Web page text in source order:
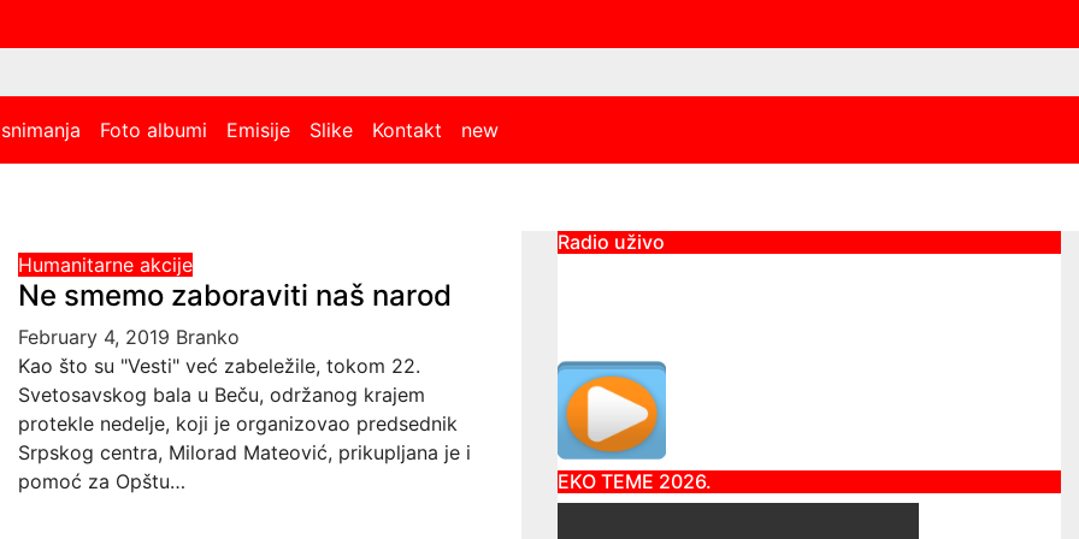
Foto albumi Emisije Slike Kontakt new
Humanitarne akcije
Ne smemo zaboraviti naš narod
February 4, 2019 Branko
Kao što su "Vesti" već zabeležile, tokom 22.
Svetosavskog bala u Beču, održanog krajem
protekle nedelje, koji je organizovao predsednik
Srpskog centra, Milorad Mateović, prikupljana je i
pomoć za Opštu…
Radio uživo
EKO TEME 2026.